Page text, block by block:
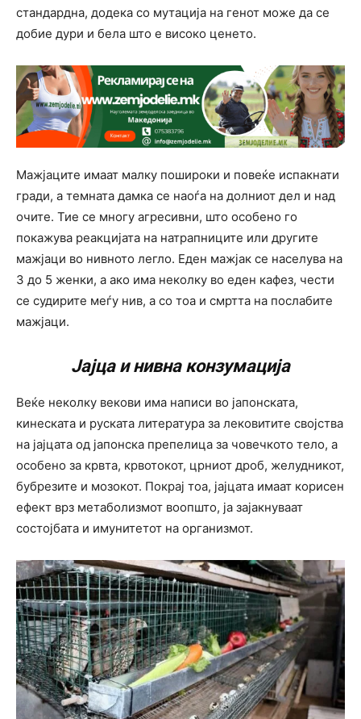
стандардна, додека со мутација на генот може да се
добие дури и бела што е високо ценето.
Мажјаците имаат малку пошироки и повеќе испакнати
гради, а темната дамка се наоѓа на долниот дел и над
очите. Тие се многу агресивни, што особено го
покажува реакцијата на натрапниците или другите
мажјаци во нивното легло. Еден мажјак се населува на
3 до 5 женки, а ако има неколку во еден кафез, чести
се судирите меѓу нив, а со тоа и смртта на послабите
мажјаци.
Јајца и нивна конзумација
Веќе неколку векови има написи во јапонската,
кинеската и руската литература за лековитите својства
на јајцата од јапонска препелица за човечкото тело, а
особено за крвта, крвотокот, црниот дроб, желудникот,
бубрезите и мозокот. Покрај тоа, јајцата имаат корисен
ефект врз метаболизмот воопшто, ја зајакнуваат
состојбата и имунитетот на организмот.